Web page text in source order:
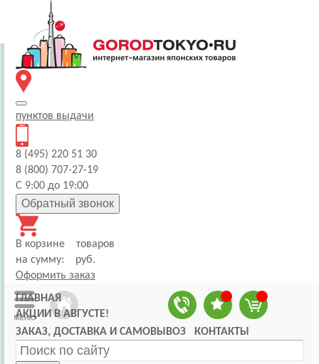
пунктов выдачи
8 (495) 220 51 30
8 (800) 707-27-19
С 9:00 до 19:00
Обратный звонок
В корзине
товаров
на сумму:
руб.
Оформить заказ
ГЛАВНАЯ
АКЦИИ В АВГУСТЕ!
ЗАКАЗ, ДОСТАВКА И САМОВЫВОЗ
КОНТАКТЫ